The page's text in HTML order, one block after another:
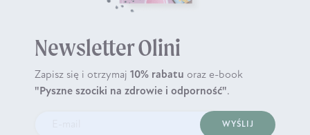
Newsletter Olini
Zapisz się i otrzymaj 10% rabatu oraz e-book
"Pyszne szociki na zdrowie i odporność".
WYŚLIJ